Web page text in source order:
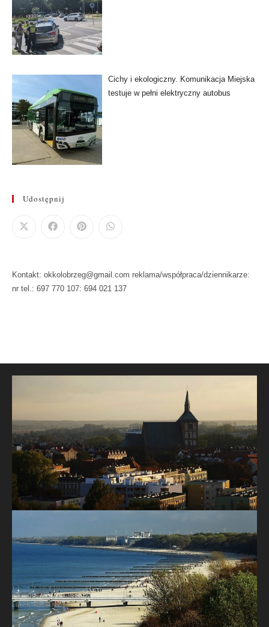
Cichy i ekologiczny. Komunikacja Miejska
testuje w pełni elektryczny autobus
Udostępnij
Kontakt: okkolobrzeg@gmail.com reklama/współpraca/dziennikarze:
nr tel.: 697 770 107: 694 021 137